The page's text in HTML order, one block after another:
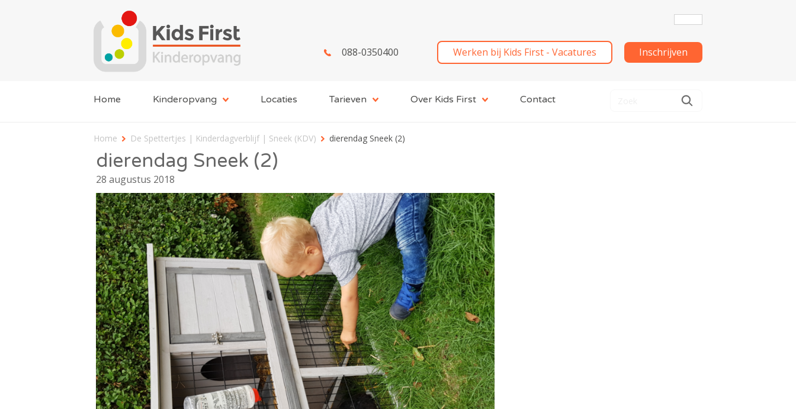
088-0350400 Werken bij Kids First - Vacatures Inschrijven
Home Kinderopvang Locaties Tarieven Over Kids First Contact
Home De Spettertjes | Kinderdagverblijf | Sneek (KDV) dierendag Sneek (2)
dierendag Sneek (2)
28 augustus 2018